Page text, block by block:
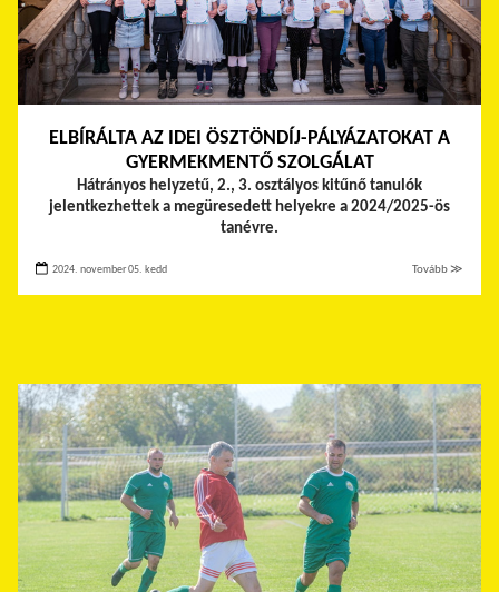
ELBÍRÁLTA AZ IDEI ÖSZTÖNDÍJ-PÁLYÁZATOKAT A
GYERMEKMENTŐ SZOLGÁLAT
Hátrányos helyzetű, 2., 3. osztályos kitűnő tanulók
jelentkezhettek a megüresedett helyekre a 2024/2025-ös
tanévre.
2024. november 05. kedd Tovább ≫